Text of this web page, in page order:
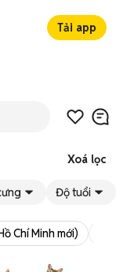
Tải app
Xoá lọc
Độ tuổi
Chí Minh mới)